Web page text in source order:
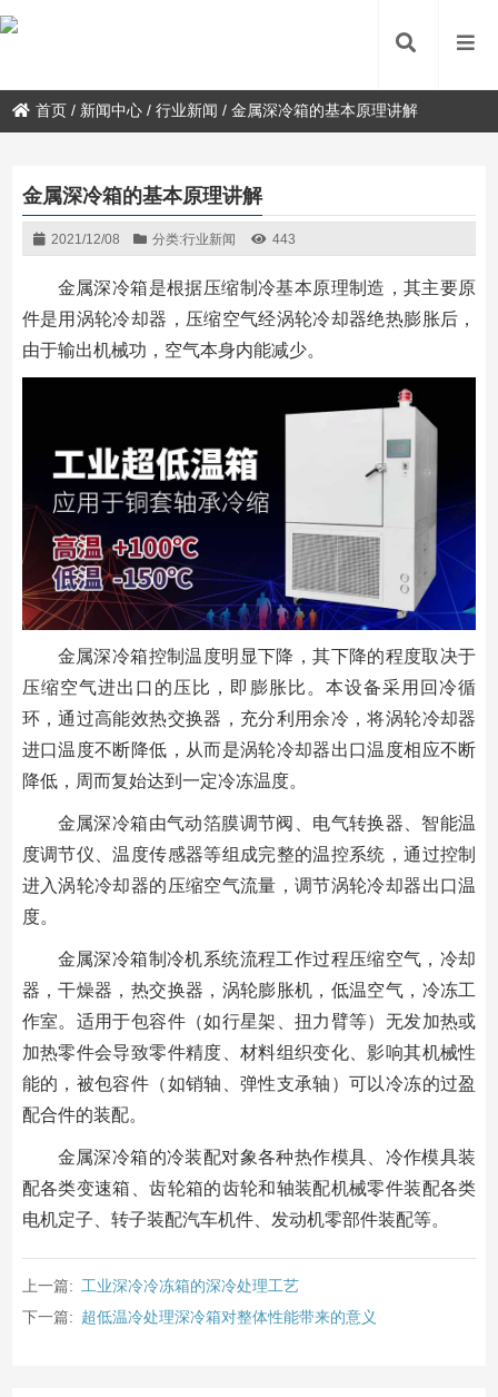
首页 / 新闻中心 /行业新闻 /金属深冷箱的基本原理讲解
金属深冷箱的基本原理讲解
2021/12/08 分类:行业新闻 443
金属深冷箱是根据压缩制冷基本原理制造，其主要原
件是用涡轮冷却器，压缩空气经涡轮冷却器绝热膨胀后，
由于输出机械功，空气本身内能减少。
金属深冷箱控制温度明显下降，其下降的程度取决于
压缩空气进出口的压比，即膨胀比。本设备采用回冷循
环，通过高能效热交换器，充分利用余冷，将涡轮冷却器
进口温度不断降低，从而是涡轮冷却器出口温度相应不断
降低，周而复始达到一定冷冻温度。
金属深冷箱由气动箔膜调节阀、电气转换器、智能温
度调节仪、温度传感器等组成完整的温控系统，通过控制
进入涡轮冷却器的压缩空气流量，调节涡轮冷却器出口温
度。
金属深冷箱制冷机系统流程工作过程压缩空气，冷却
器，干燥器，热交换器，涡轮膨胀机，低温空气，冷冻工
作室。适用于包容件（如行星架、扭力臂等）无发加热或
加热零件会导致零件精度、材料组织变化、影响其机械性
能的，被包容件（如销轴、弹性支承轴）可以冷冻的过盈
配合件的装配。
金属深冷箱的冷装配对象各种热作模具、冷作模具装
配各类变速箱、齿轮箱的齿轮和轴装配机械零件装配各类
电机定子、转子装配汽车机件、发动机零部件装配等。
上一篇: 工业深冷冷冻箱的深冷处理工艺
下一篇: 超低温冷处理深冷箱对整体性能带来的意义